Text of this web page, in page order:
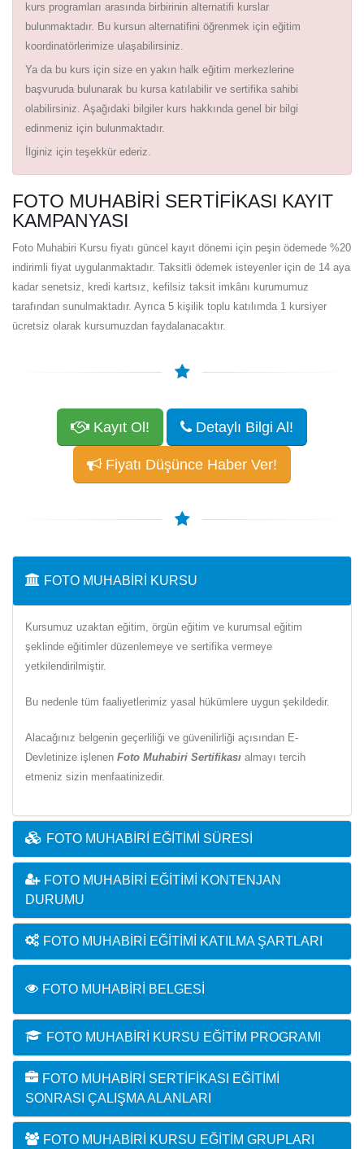
kurs programları arasında birbirinin alternatifi kurslar
bulunmaktadır. Bu kursun alternatifini öğrenmek için eğitim
koordinatörlerimize ulaşabilirsiniz.
Ya da bu kurs için size en yakın halk eğitim merkezlerine
başvuruda bulunarak bu kursa katılabilir ve sertifika sahibi
olabilirsiniz. Aşağıdaki bilgiler kurs hakkında genel bir bilgi
edinmeniz için bulunmaktadır.
İlginiz için teşekkür ederiz.
FOTO MUHABIRI SERTIFIKASI KAYIT
KAMPANYASI
Foto Muhabiri Kursu fiyatı güncel kayıt dönemi için peşin ödemede %20
indirimli fiyat uygulanmaktadır. Taksitli ödemek isteyenler için de 14 aya
kadar senetsiz, kredi kartsız, kefilsiz taksit imkânı kurumumuz
tarafından sunulmaktadır. Ayrıca 5 kişilik toplu katılımda 1 kursiyer
ücretsiz olarak kursumuzdan faydalanacaktır.
Kayıt Ol! Detaylı Bilgi Al!
Fiyatı Düşünce Haber Ver!
FOTO MUHABIRI KURSU
Kursumuz uzaktan eğitim, örgün eğitim ve kurumsal eğitim
şeklinde eğitimler düzenlemeye ve sertifika vermeye
yetkilendirilmiştir.
Bu nedenle tüm faaliyetlerimiz yasal hükümlere uygun şekildedir.
Alacağınız belgenin geçerliliği ve güvenilirliği açısından E-
Devletinize işlenen Foto Muhabiri Sertifikası almayı tercih
etmeniz sizin menfaatinizedir.
FOTO MUHABIRI EĞITIMI SÜRESI
FOTO MUHABIRI EĞITIMI KONTENJAN
DURUMU
FOTO MUHABIRI EĞITIMI KATILMA ŞARTLARI
FOTO MUHABIRI BELGESI
FOTO MUHABIRI KURSU EĞITIM PROGRAMI
FOTO MUHABIRI SERTIFIKASI EĞITIMI
SONRASI ÇALIŞMA ALANLARI
FOTO MUHABIRI KURSU EĞITIM GRUPLARI